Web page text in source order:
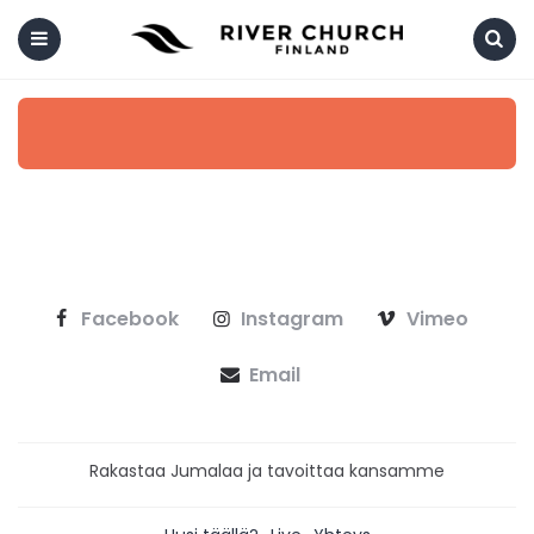
Facebook Instagram Vimeo
Email
Rakastaa Jumalaa ja tavoittaa kansamme